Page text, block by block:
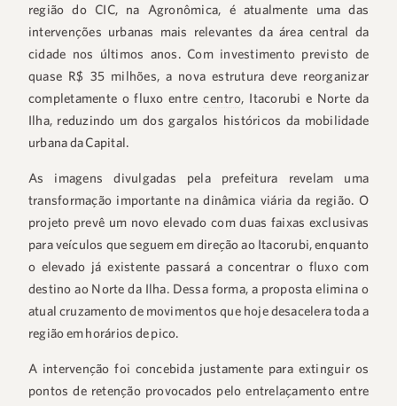
região do CIC, na Agronômica, é atualmente uma das
intervenções urbanas mais relevantes da área central da
cidade nos últimos anos. Com investimento previsto de
quase R$ 35 milhões, a nova estrutura deve reorganizar
completamente o fluxo entrecentro, Itacorubi e Norte da
Ilha, reduzindo um dos gargalos históricos da mobilidade
urbana da Capital.
As imagens divulgadas pela prefeitura revelam uma
transformação importante na dinâmica viária da região. O
projeto prevê um novo elevado com duas faixas exclusivas
para veículos que seguem em direção ao Itacorubi, enquanto
o elevado já existente passará a concentrar o fluxo com
destino ao Norte da Ilha. Dessa forma, a proposta elimina o
atual cruzamento de movimentos que hoje desacelera toda a
região em horários de pico.
A intervenção foi concebida justamente para extinguir os
pontos de retenção provocados pelo entrelaçamento entre